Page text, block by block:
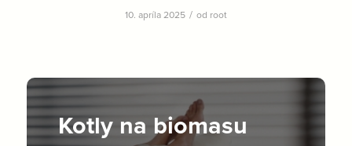
10. apríla 2025 / od root
Kotly na biomasu